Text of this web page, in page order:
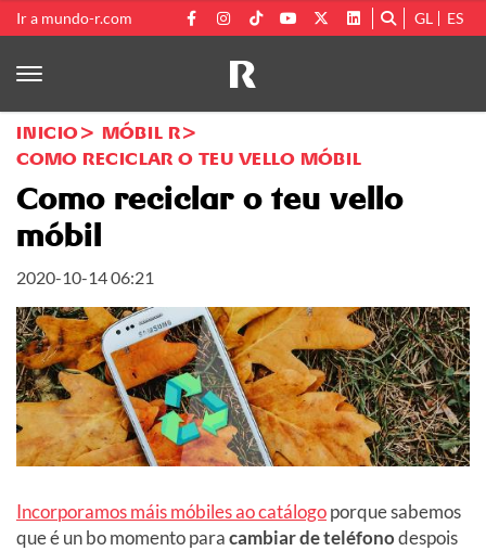
Ir a mundo-r.com GL ES
INICIO
MÓBIL R
COMO RECICLAR O TEU VELLO MÓBIL
Como reciclar o teu vello
móbil
2020-10-14 06:21
Incorporamos máis móbiles ao catálogoporque sabemos
que é un bo momento paracambiar de teléfonodespois